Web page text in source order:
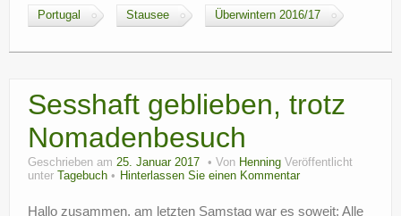
Portugal Stausee Überwintern 2016/17
Sesshaft geblieben, trotz
Nomadenbesuch
Geschrieben am 25. Januar 2017 Von Henning Veröffentlicht
unter
Tagebuch Hinterlassen Sie einen Kommentar
Hallo zusammen, am letzten Samstag war es soweit: Alle